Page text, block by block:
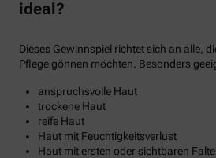
ideal?
Dieses Gewinnspiel richtet sich an alle,
Pflege gönnen möchten. Besonders
anspruchsvolle Haut
trockene Haut
reife Haut
Haut mit Feuchtigkeitsverlust
Haut mit ersten oder sichtbaren